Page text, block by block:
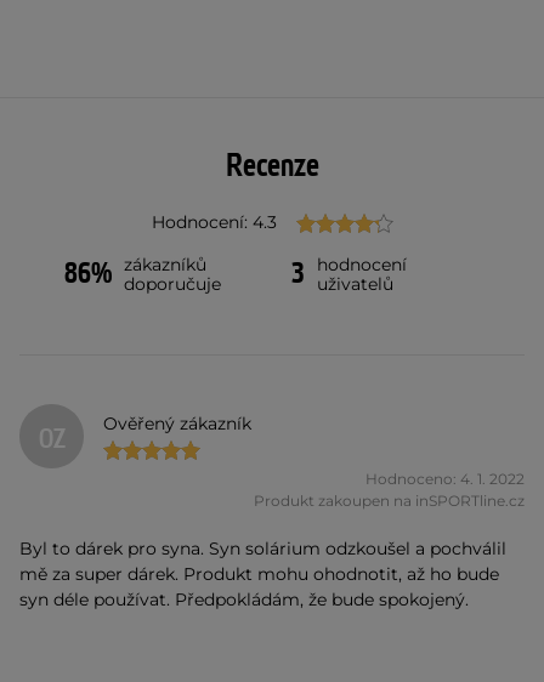
Recenze
Hodnocení: 4.3
86% zákazníků
doporučuje
3
hodnocení
uživatelů
OZ Ověřený zákazník
Hodnoceno: 4. 1. 2022
Produkt zakoupen na inSPORTline.cz
Byl to dárek pro syna. Syn solárium odzkoušel a pochválil
mě za super dárek. Produkt mohu ohodnotit, až ho bude
syn déle používat. Předpokládám, že bude spokojený.